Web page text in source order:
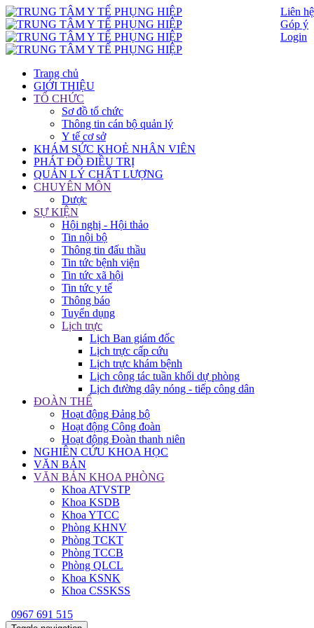
Liên hệ
Góp ý
Login
Trang chủ
GIỚI THIỆU
TỔ CHỨC
Sơ đồ tổ chức
Thông tin cán bộ quản lý
Y tế cơ sở
KHÁM SỨC KHOẺ NHÂN VIÊN
PHÁT ĐỒ ĐIỀU TRỊ
QUẢN LÝ CHẤT LƯỢNG
CHUYÊN MÔN
Dược
SỰ KIỆN
Hội nghị - Hội thảo
Tin nội bộ
Thông tin đấu thầu
Tin tức bệnh viện
Tin tức xã hội
Tin tức y tế
Thông báo
Tuyển dụng
Lịch trực
Lịch Ban giám đốc
Lịch trực cấp cứu
Lịch trực khám bệnh
Lịch công tác tuần khối dự phòng
Lịch đường dây nóng - tiếp công dân
ĐOÀN THỂ
Hoạt động Đảng bộ
Hoạt động Công đoàn
Hoạt động Đoàn thanh niên
NGHIÊN CỨU KHOA HỌC
VĂN BẢN
VĂN BẢN KHOA PHÒNG
Khoa ATVSTP
Khoa KSDB
Khoa YTCC
Phòng KHNV
Phòng TCKT
Phòng TCCB
Phòng QLCL
Khoa KSNK
Khoa CSSKSS
0967 691 515